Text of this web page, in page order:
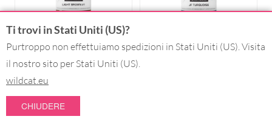
World Famous Ink
INCHIOSTRO
WORLD FAMOUS
INK – LIGHT
BROWN 1 30ML
Ti trovi in Stati Uniti (US)?
Purtroppo non effettuiamo spedizioni in Stati Uniti (US). Visita
il nostro sito per Stati Uniti (US).
wildcat.eu
CHIUDERE